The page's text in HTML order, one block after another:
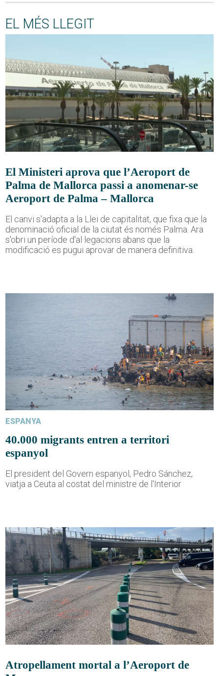
EL MÉS LLEGIT
El Ministeri aprova que l’Aeroport de
Palma de Mallorca passi a anomenar-se
Aeroport de Palma – Mallorca
El canvi s'adapta a la Llei de capitalitat, que fixa que la
denominació oficial de la ciutat és només Palma. Ara
s'obri un període d'al·legacions abans que la
modificació es pugui aprovar de manera definitiva.
ESPANYA
40.000 migrants entren a territori
espanyol
El president del Govern espanyol, Pedro Sánchez,
viatja a Ceuta al costat del ministre de l'Interior
Atropellament mortal a l’Aeroport de